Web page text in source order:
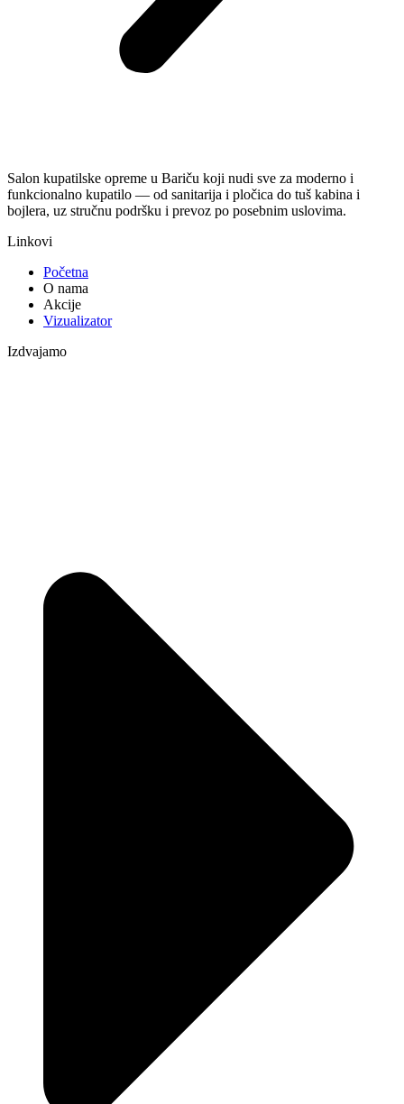
Salon kupatilske opreme u Bariču koji nudi sve za moderno i
funkcionalno kupatilo — od sanitarija i pločica do tuš kabina i
bojlera, uz stručnu podršku i prevoz po posebnim uslovima.
Linkovi
Početna
O nama
Akcije
Vizualizator
Izdvajamo